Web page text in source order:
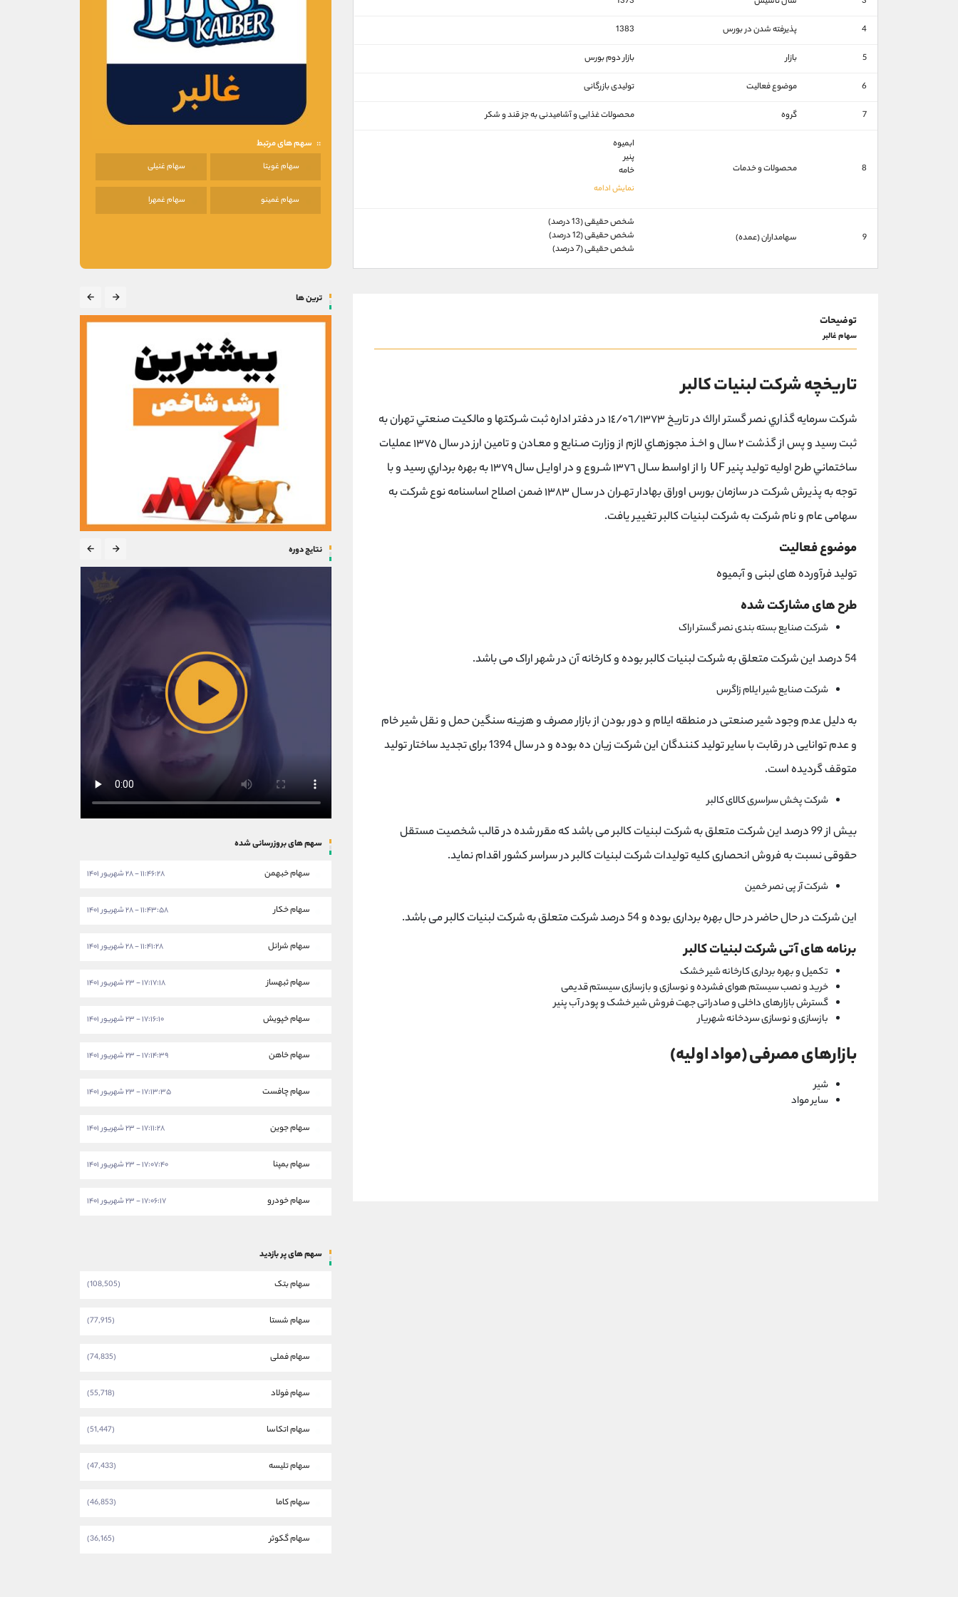
4
پذیرفته شدن در بورس
1383
5
بازار
بازار دوم بورس
6
موضوع فعالیت
تولیدی بازرگانی
7
گروه محصولات غذايی و آشاميدنی به جز قند و شكر
8 محصولات و خدمات
ابمیوه
پنیر
خامه
9 سهامداران (عمده)
شخص حقیقی (13 درصد)
شخص حقیقی (12 درصد)
شخص حقیقی (7 درصد)
سهم های مرتبط
سهام غویتا سهام غنیلی
سهام غمینو سهام غمهرا
توضیحات
سهام غالبر
تاریخچه شرکت لبنيات‌ كالبر
شركت سرمايه گذاري نصر گستر اراك در تاريخ ١٤/٠٦/١٣٧٣ در دفتر اداره ثبت شـركتها و مالكيت صنعتي تهران به
ثبت رسيد و پس از گذشت ٢ سال و اخـذ مجوزهـاي لازم از وزارت صـنايع و معـادن و تامين ارز در سال ١٣٧٥ عمليات
ساختماني طرح اوليه توليد پنير UF را از اواسط سـال ١٣٧٦ شـروع و در اوايـل سال ١٣٧٩ به بهره برداري رسيد و با
توجه به پذيرش شركت در سازمان بورس اوراق بهادار تهـران در سـال ١٣٨٣ ضمن اصلاح اساسنامه نوع شرکت به
سهامی عام و نام شرکت به شرکت لبنیات کالبر تغییر یافت.
موضوع فعالیت
تولید فرآورده های لبنی و آبمیوه
طرح های مشارکت شده
شرکت صنایع بسته بندی نصر گستر اراک
54 درصد این شرکت متعلق به شرکت لبنیات کالبر بوده و کارخانه آن در شهر اراک می باشد.
شرکت صنایع شیر ایلام زاگرس
به دلیل عدم وجود شیر صنعتی در منطقه ایلام و دور بودن از بازار مصرف و هزینه سنگین حمل و نقل شیر خام
و عدم توانایی در رقابت با سایر تولید کنندگان این شرکت زیان ده بوده و در سال 1394 برای تجدید ساختار تولید
متوقف گردیده است.
شرکت پخش سراسری کالای کالبر
بیش از 99 درصد این شرکت متعلق به شرکت لبنیات کالبر می باشد که مقرر شده در قالب شخصیت مستقل
حقوقی نسبت به فروش انحصاری کلیه تولیدات شرکت لبنیات کالبر در سراسر کشور اقدام نماید.
شرکت آر پی نصر خمین
این شرکت در حال حاضر در حال بهره برداری بوده و 54 درصد شرکت متعلق به شرکت لبنیات کالبر می باشد.
برنامه های آتی شرکت لبنيات‌ كالبر
تکمیل و بهره برداری کارخانه شیر خشک
خرید و نصب سیستم هوای فشرده و نوسازی و بازسازی سیستم قدیمی
گسترش بازارهای داخلی و صادراتی جهت فروش شیر خشک و پودر آب پنیر
بازسازی و نوسازی سردخانه شهریار
بازارهای مصرفی (مواد اولیه)
شیر
سایر مواد
ترین ها
نتایج دوره
سهم های بروزرسانی شده
سهام خبهمن ۱۱:۴۶:۲۸ - ۲۸ شهریور ۱۴۰۱
سهام خکار ۱۱:۴۳:۵۸ - ۲۸ شهریور ۱۴۰۱
سهام شرانل ۱۱:۴۱:۲۸ - ۲۸ شهریور ۱۴۰۱
سهام ثبهساز ۱۷:۱۷:۱۸ - ۲۳ شهریور ۱۴۰۱
سهام خپویش ۱۷:۱۶:۱۰ - ۲۳ شهریور ۱۴۰۱
سهام خاهن ۱۷:۱۴:۳۹ - ۲۳ شهریور ۱۴۰۱
سهام چافست ۱۷:۱۳:۳۵ - ۲۳ شهریور ۱۴۰۱
سهام جوین ۱۷:۱۱:۲۸ - ۲۳ شهریور ۱۴۰۱
سهام بمپنا ۱۷:۰۷:۴۰ - ۲۳ شهریور ۱۴۰۱
سهام خودرو ۱۷:۰۶:۱۷ - ۲۳ شهریور ۱۴۰۱
سهم های پر بازدید
سهام بتک (108,505)
سهام شستا (77,915)
سهام فملی (74,835)
سهام فولاد (55,718)
سهام اتکاسا (51,447)
سهام تلیسه (47,433)
سهام کاما (46,853)
سهام گکوثر (36,165)